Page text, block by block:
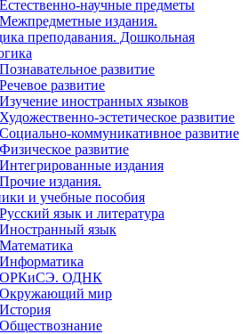
Естественно-научные предметы
Межпредметные издания.
преподавания. Дошкольная
Познавательное развитие
Речевое развитие
Изучение иностранных языков
Художественно-эстетическое развитие
Социально-коммуникативное развитие
Физическое развитие
Интегрированные издания
Прочие издания.
и учебные пособия
Русский язык и литература
Иностранный язык
Математика
Информатика
ОРКиСЭ. ОДНК
Окружающий мир
История
Обществознание